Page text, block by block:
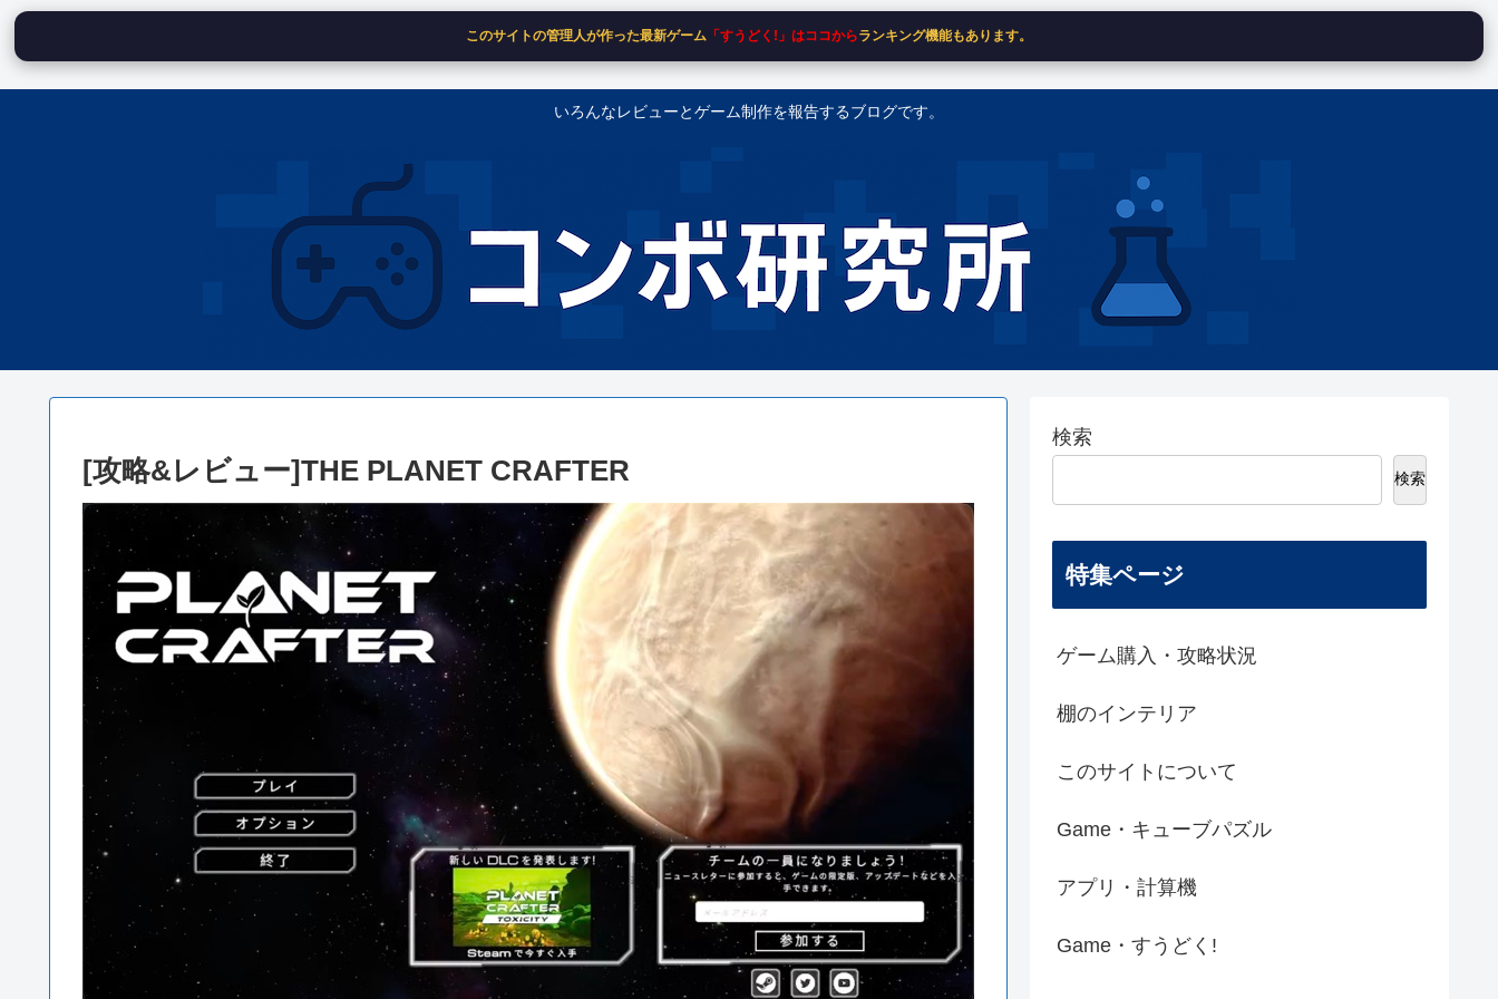
このサイトの管理人が作った最新ゲーム「すうどく!」はココからランキング機能もあります。
いろんなレビューとゲーム制作を報告するブログです。
[攻略&レビュー]THE PLANET CRAFTER
検索
検索
特集ページ
ゲーム購入・攻略状況
棚のインテリア
このサイトについて
Game・キューブパズル
アプリ・計算機
Game・すうどく!